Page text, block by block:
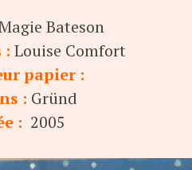
Bateson
: Louise Comfort
papier :
: Gründ
: 2005